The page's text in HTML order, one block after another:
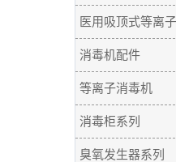
医用吸顶式等离
消毒机配件
等离子消毒机
消毒柜系列
臭氧发生器系列